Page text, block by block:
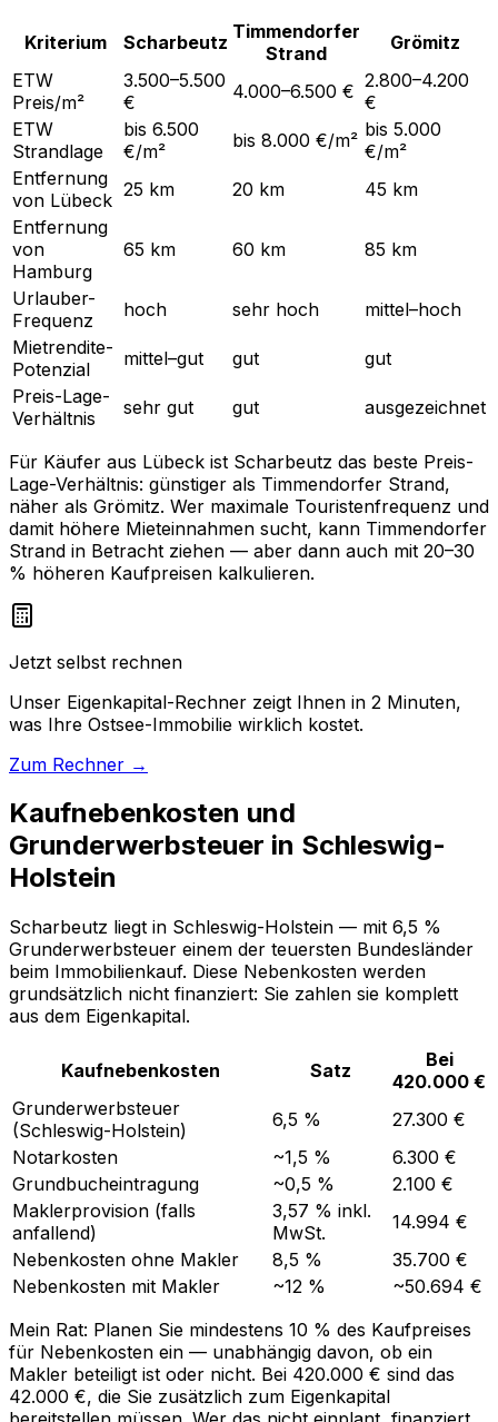
Kriterium Scharbeutz Timmendorfer
Strand
Grömitz
ETW
Preis/m²
3.500–5.500
€
4.000–6.500 € 2.800–4.200
€
ETW
Strandlage
bis 6.500
€/m²
bis 8.000 €/m² bis 5.000
€/m²
Entfernung
von Lübeck 25 km 20 km
45 km
Entfernung
von
Hamburg
65 km 60 km 85 km
Urlauber-
Frequenz
hoch sehr hoch
mittel–hoch
Mietrendite-
Potenzial
mittel–gut gut
gut
Preis-Lage-
Verhältnis
sehr gut gut ausgezeichnet
Für Käufer aus Lübeck ist Scharbeutz das beste Preis-
Lage-Verhältnis: günstiger als Timmendorfer Strand,
näher als Grömitz. Wer maximale Touristenfrequenz und
damit höhere Mieteinnahmen sucht, kann Timmendorfer
Strand in Betracht ziehen — aber dann auch mit 20–30
% höheren Kaufpreisen kalkulieren.
Jetzt selbst rechnen
Unser Eigenkapital-Rechner zeigt Ihnen in 2 Minuten,
was Ihre Ostsee-Immobilie wirklich kostet.
Zum Rechner →
Kaufnebenkosten und
Grunderwerbsteuer in Schleswig-
Holstein
Scharbeutz liegt in Schleswig-Holstein — mit 6,5 %
Grunderwerbsteuer einem der teuersten Bundesländer
beim Immobilienkauf. Diese Nebenkosten werden
grundsätzlich nicht finanziert: Sie zahlen sie komplett
aus dem Eigenkapital.
Kaufnebenkosten Satz
Bei
420.000 €
Grunderwerbsteuer
(Schleswig-Holstein)
6,5 %
27.300 €
Notarkosten
~1,5 %
6.300 €
Grundbucheintragung
~0,5 %
2.100 €
Maklerprovision (falls
anfallend)
3,57 % inkl.
MwSt.
14.994 €
Nebenkosten ohne Makler
8,5 %
35.700 €
Nebenkosten mit Makler
~12 %
~50.694 €
Mein Rat: Planen Sie mindestens 10 % des Kaufpreises
für Nebenkosten ein — unabhängig davon, ob ein
Makler beteiligt ist oder nicht. Bei 420.000 € sind das
42.000 €, die Sie zusätzlich zum Eigenkapital